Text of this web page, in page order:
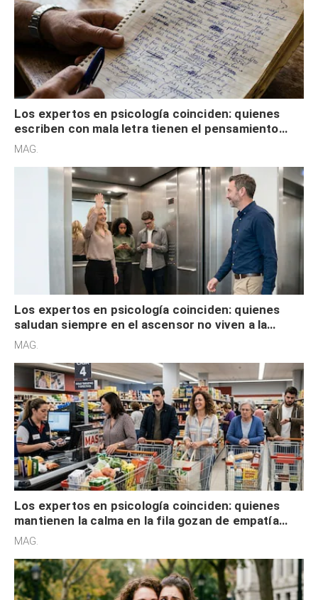
Los expertos en psicología coinciden: quienes
escriben con mala letra tienen el pensamiento
acelerado y no lo hacen por desinterés
MAG.
Los expertos en psicología coinciden: quienes
saludan siempre en el ascensor no viven a la
defensiva y tienen apertura social
MAG.
Los expertos en psicología coinciden: quienes
mantienen la calma en la fila gozan de empatía
cognitiva, gratitud y no solo tienen autocontrol
MAG.